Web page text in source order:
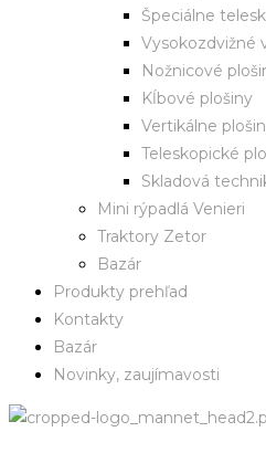
Špeciálne
Vysokozdvižné
Nožnicové
Kĺbové plošiny
Vertikálne
Teleskopické
Skladová
Mini rýpadlá Venieri
Traktory Zetor
Bazár
Produkty prehľad
Kontakty
Bazár
Novinky, zaujímavosti